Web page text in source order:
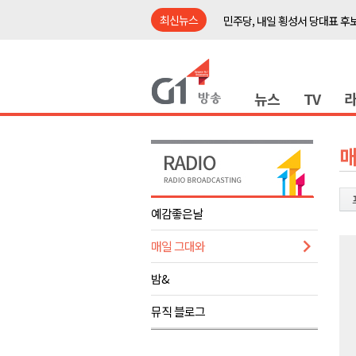
최신뉴스
민주당, 내일 횡성서 당대표 후
춘천시립 '장애아동전담어린이
양양군, 21일까지 '초등학생 틈
강원개발공사, 공기업 평가 2
도-시군 첫 간담회..우상호 "하
동해안 폭우..도로 잠기고 고립
민주당, 내일 횡성서 당대표 후
철원 백마고지역~월정리역 경원
어젯밤 원주 아파트 정전..천 백
뉴스 TV
예감좋은날
매일 그대와
밤&
뮤직 블로그